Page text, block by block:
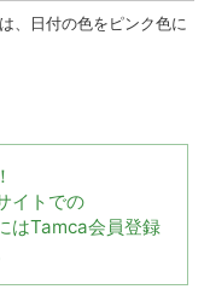
、日付の色をピンク色に
イトでの
はTamca会員登録